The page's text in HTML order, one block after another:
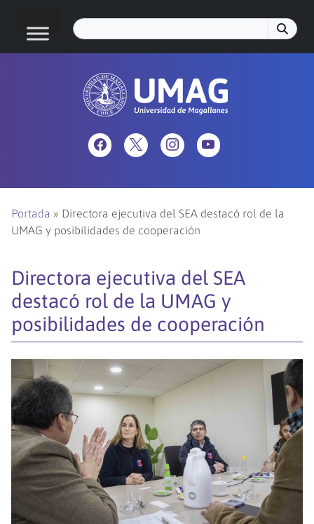
Portada » Directora ejecutiva del SEA destacó rol de la
UMAG y posibilidades de cooperación
Directora ejecutiva del SEA
destacó rol de la UMAG y
posibilidades de cooperación